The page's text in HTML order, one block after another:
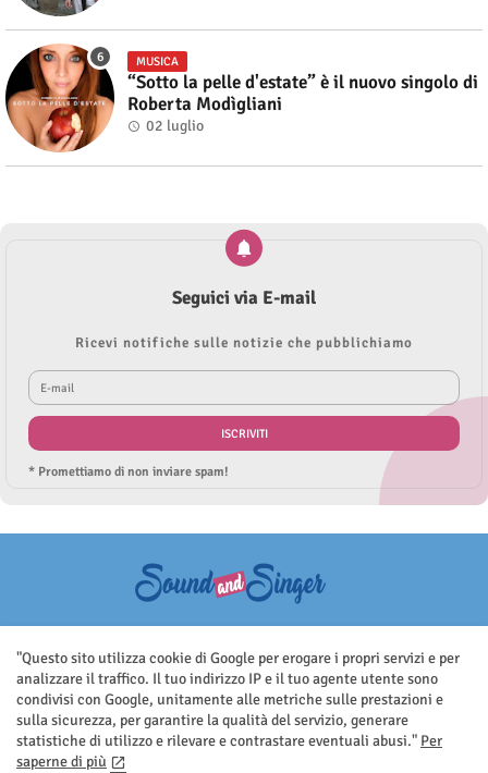
MUSICA
“Sotto la pelle d'estate” è il nuovo singolo di
Roberta Modìgliani
02 luglio
Seguici via E-mail
Ricevi notifiche sulle notizie che pubblichiamo
* Promettiamo di non inviare spam!
aggiornato senza nessuna periodicità. Non può pertanto considerarsi
un prodotto editoriale ai sensi della legge n.62 del 7.03.2001
Home
"Questo sito utilizza cookie di Google per erogare i propri servizi e per
analizzare il traffico. Il tuo indirizzo IP e il tuo agente utente sono
condivisi con Google, unitamente alle metriche sulle prestazioni e
sulla sicurezza, per garantire la qualità del servizio, generare
statistiche di utilizzo e rilevare e contrastare eventuali abusi." Per
saperne di più